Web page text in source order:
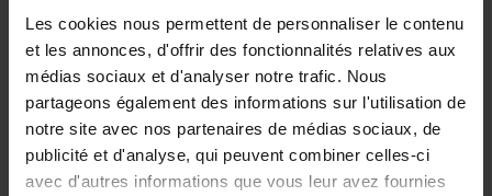
Les cookies nous permettent de personnaliser le contenu
et les annonces, d'offrir des fonctionnalités relatives aux
médias sociaux et d'analyser notre trafic. Nous
partageons également des informations sur l'utilisation de
notre site avec nos partenaires de médias sociaux, de
publicité et d'analyse, qui peuvent combiner celles-ci
avec d'autres informations que vous leur avez fournies
11,90 €
14,90 €
Restez informé!